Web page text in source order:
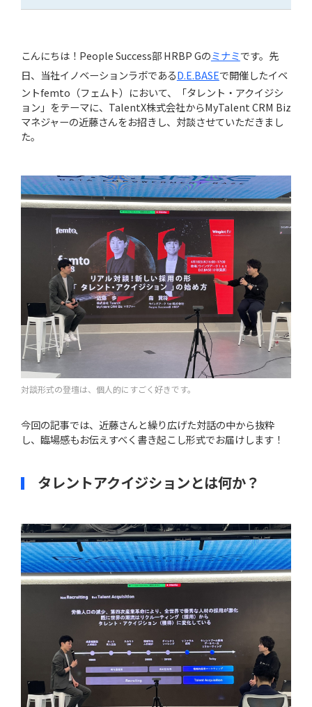
Copyright© WingArc1st Inc. All Rights Reserved.
こんにちは！People Success部 HRBP Gのミナミです。先
日、当社イノベーションラボであるD.E.BASEで開催したイベ
ントfemto（フェムト）において、「タレント・アクイジシ
ョン」をテーマに、TalentX株式会社からMyTalent CRM Biz
マネジャーの近藤さんをお招きし、対談させていただきまし
た。
対談形式の登壇は、個人的にすごく好きです。
今回の記事では、近藤さんと繰り広げた対話の中から抜粋
し、臨場感もお伝えすべく書き起こし形式でお届けします！
タレントアクイジションとは何か？